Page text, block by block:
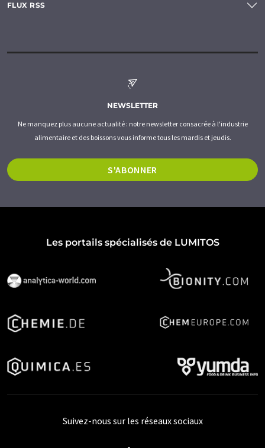
FLUX RSS
NEWSLETTER
Ne manquez plus aucune actualité : notre newsletter consacrée à l'industrie
alimentaire et des boissons vous informe tous les mardis et jeudis.
S'ABONNER
Les portails spécialisés de LUMITOS
Suivez-nous sur les réseaux sociaux